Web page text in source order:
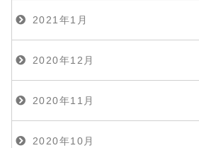
2021年1月
2020年12月
2020年11月
2020年10月